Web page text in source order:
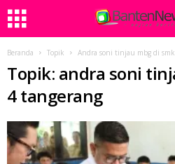
Beranda Topik Andra soni tinjau mbg di
Topik: andra soni
4 tangerang